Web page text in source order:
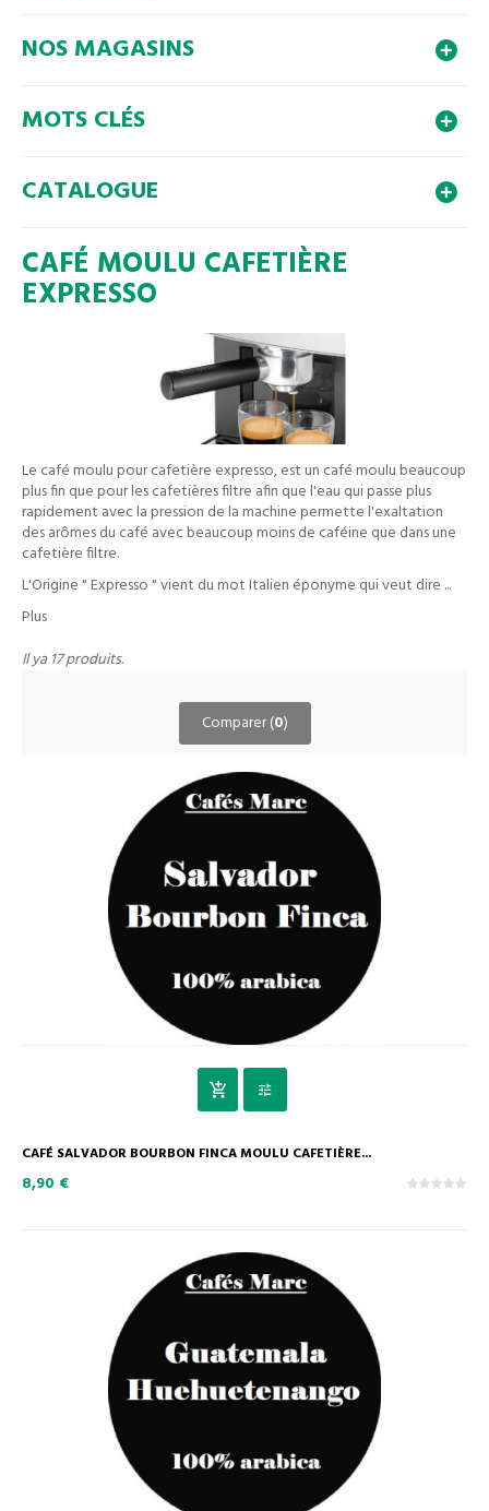
NOS MAGASINS
MOTS CLÉS
CATALOGUE
CAFÉ MOULU CAFETIÈRE
EXPRESSO
Le café moulu pour cafetière expresso, est un café moulu beaucoup
plus fin que pour les cafetières filtre afin que l'eau qui passe plus
rapidement avec la pression de la machine permette l'exaltation
des arômes du café avec beaucoup moins de caféine que dans une
cafetière filtre.
L'Origine " Expresso " vient du mot Italien éponyme qui veut dire ...
Plus
Il ya 17 produits.
Comparer (0)
CAFÉ SALVADOR BOURBON FINCA MOULU CAFETIÈRE...
8,90 €